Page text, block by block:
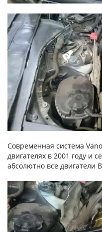
Современная система
двигателях в 2001 году и
абсолютно все двигатели